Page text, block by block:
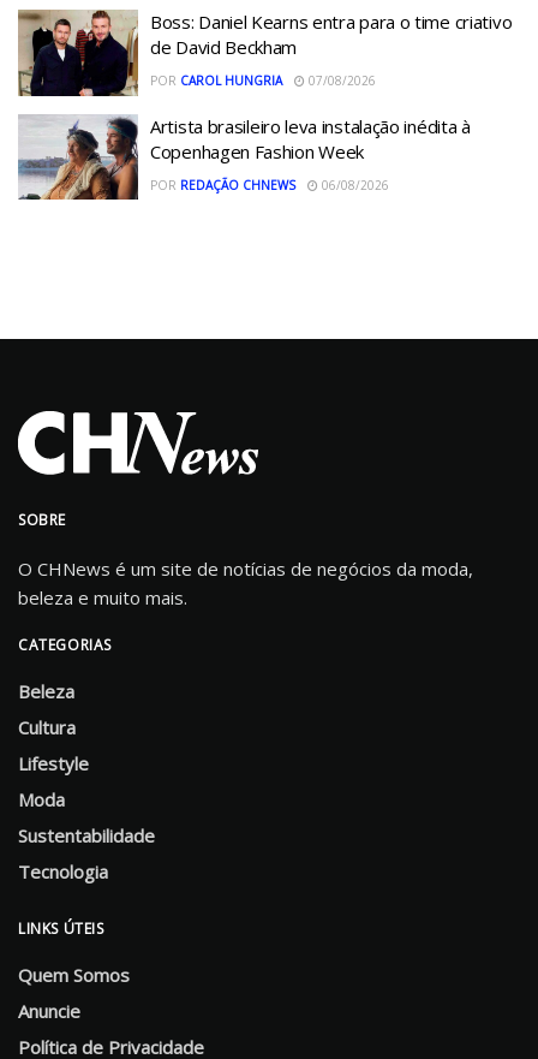
Boss: Daniel Kearns entra para o time criativo
de David Beckham
POR CAROL HUNGRIA 07/08/2026
Artista brasileiro leva instalação inédita à
Copenhagen Fashion Week
POR REDAÇÃO CHNEWS 06/08/2026
SOBRE
O CHNews é um site de notícias de negócios da moda,
beleza e muito mais.
CATEGORIAS
Beleza
Cultura
Lifestyle
Moda
Sustentabilidade
Tecnologia
LINKS ÚTEIS
Quem Somos
Anuncie
Política de Privacidade